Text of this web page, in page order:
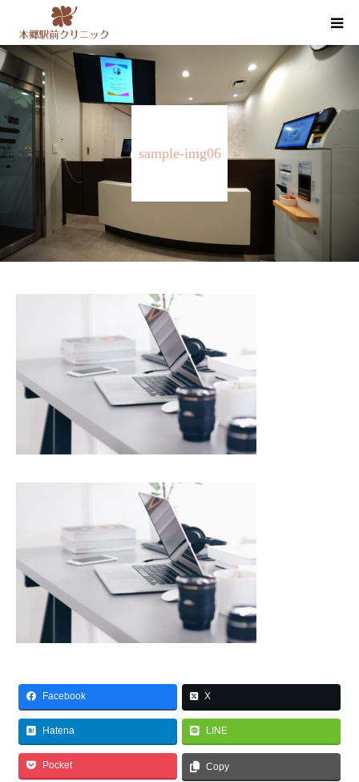
sample-img06
Facebook X
Hatena LINE
Pocket Copy
クリニック案内
内科・循環器内科・その他の診療
健康診断・人間ドック
お知らせ